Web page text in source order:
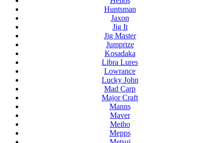
Huntsman
Jaxon
Jig It
Jig Master
Jumprize
Kosadaka
Libra Lures
Lowrance
Lucky John
Mad Carp
Major Craft
Manns
Maver
Meiho
Mepps